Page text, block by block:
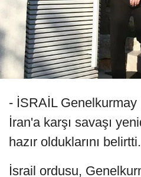
- İSRAİL Genelkurmay
İran'a karşı savaşı
hazır olduklarını belirtti.
İsrail ordusu,